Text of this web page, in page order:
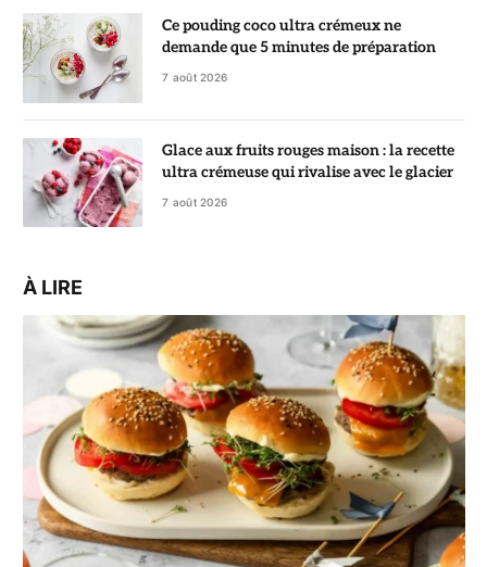
Ce pouding coco ultra crémeux ne
demande que 5 minutes de préparation
7 août 2026
Glace aux fruits rouges maison : la recette
ultra crémeuse qui rivalise avec le glacier
7 août 2026
À LIRE